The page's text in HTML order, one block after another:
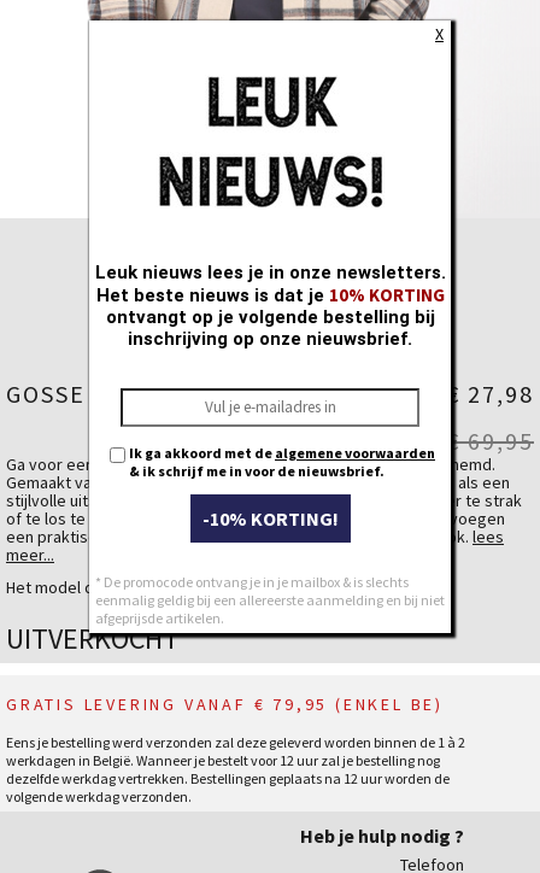
GOSSE SHIRT
€ 27,98
€ 69,95
Ga voor een klassieke en comfortabele look met dit flanellen hemd.
Gemaakt van een zachte geruite stof, biedt het zowel warmte als een
stijlvolle uitstraling. Dankzij de regular fit zit het perfect zonder te strak
of te los te vallen. De twee borstzakken met klep en knoopje voegen
een praktisch detail toe, ideaal voor een casual of outdoor look. lees
meer...
✔ Zacht en warm flanel
✔ Tijdloos ruitenpatroo
✔ Handige borstzakken met knoopsluiting
✔ Comfortabele regular fit
Het model draagt een large.
UITVERKOCHT
GRATIS LEVERING VANAF € 79,95 (ENKEL BE)
Eens je bestelling werd verzonden zal deze geleverd worden binnen de 1 à 2
werkdagen in België. Wanneer je bestelt voor 12 uur zal je bestelling nog
dezelfde werkdag vertrekken. Bestellingen geplaats na 12 uur worden de
volgende werkdag verzonden.
Heb je hulp nodig ?
Telefoon
X
Leuk nieuws lees je in onze newsletters.
Het beste nieuws is dat je 10% KORTING
ontvangt op je volgende bestelling bij
inschrijving op onze nieuwsbrief.
Ik ga akkoord met de algemene voorwaarden
& ik schrijf me in voor de nieuwsbrief.
-10% KORTING!
* De promocode ontvang je in je mailbox & is slechts
eenmalig geldig bij een allereerste aanmelding en bij niet
afgeprijsde artikelen.